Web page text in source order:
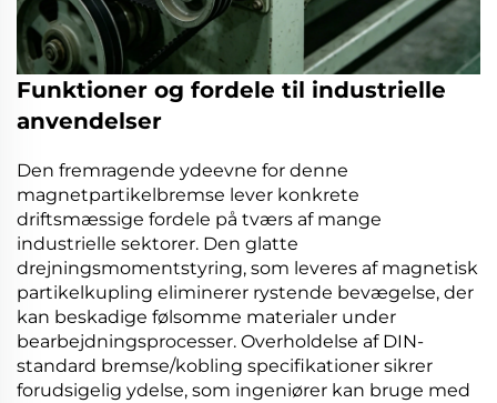
Funktioner og fordele til industrielle
anvendelser
Den fremragende ydeevne for denne
magnetpartikelbremse lever konkrete
driftsmæssige fordele på tværs af mange
industrielle sektorer. Den glatte
drejningsmomentstyring, som leveres af magnetisk
partikelkupling eliminerer rystende bevægelse, der
kan beskadige følsomme materialer under
bearbejdningsprocesser. Overholdelse af DIN-
standard bremse/kobling specifikationer sikrer
forudsigelig ydelse, som ingeniører kan bruge med